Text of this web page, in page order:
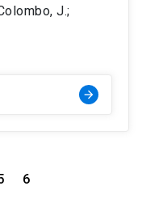
J.;
arrow_forward
6